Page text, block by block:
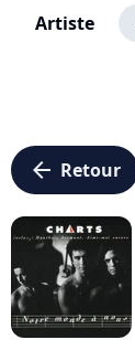
Artiste
arrow_left Retour